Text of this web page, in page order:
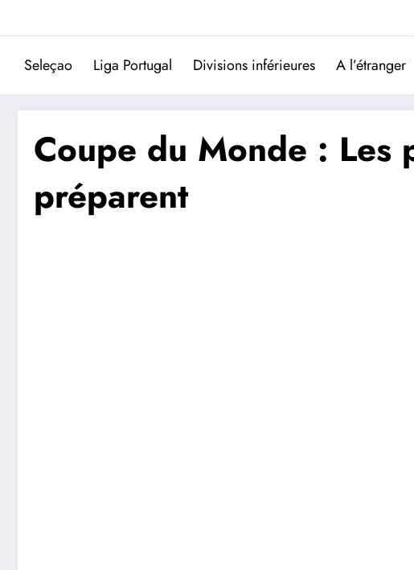
Seleçao Liga Portugal Divisions inférieures A l’étranger
Coupe du Monde : Les
préparent